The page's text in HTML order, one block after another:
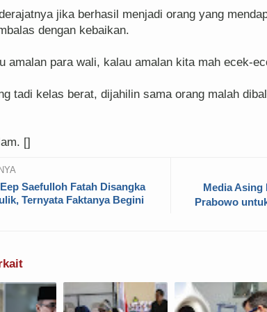
jika berhasil menjadi orang yang
dengan kebaikan.
amalan para wali, kalau amalan kita mah ecek-
tadi kelas berat, dijahilin sama orang malah
[]
Saefulloh Fatah Disangka
Ternyata Faktanya Begini
Media Asing
Prabowo